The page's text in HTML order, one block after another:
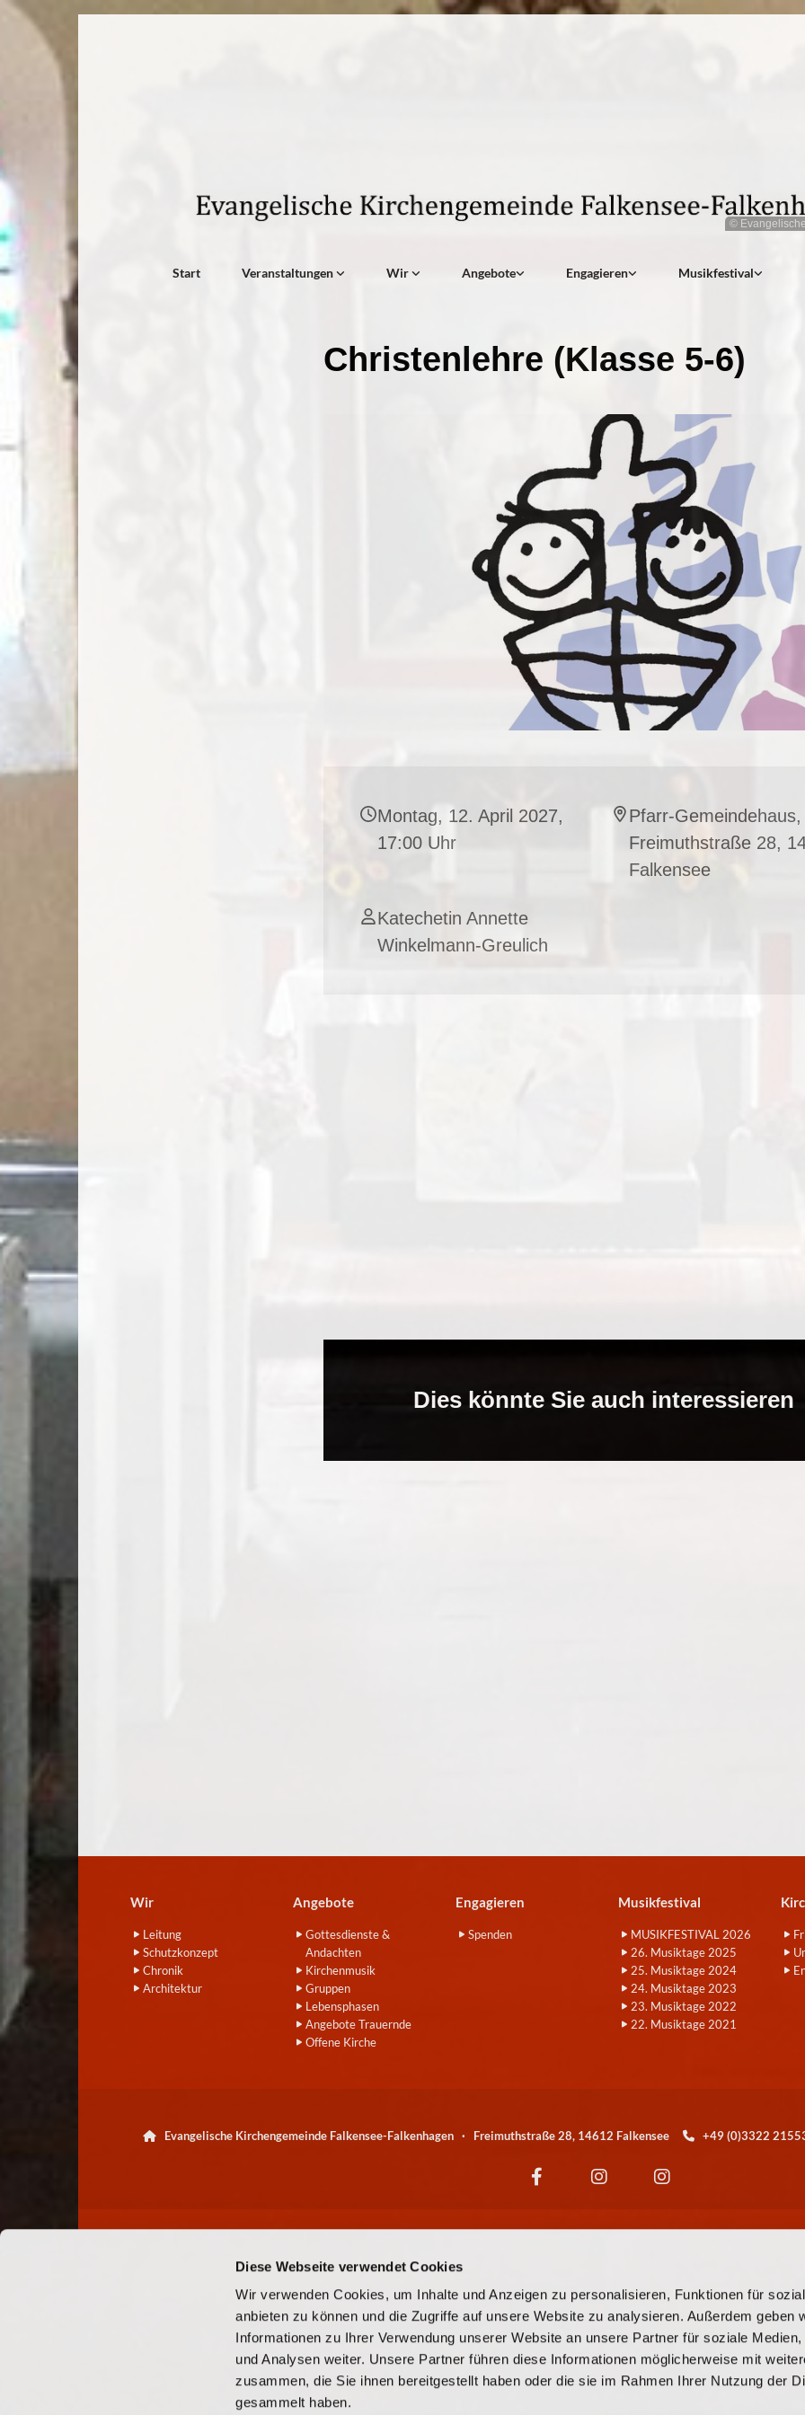
Diese Webseite verwendet Cookies
Wir verwenden Cookies, um Inhalte und Anzeigen zu personalisieren, Funktionen für
anbieten zu können und die Zugriffe auf unsere Website zu analysieren. Außerdem geben
Informationen zu Ihrer Verwendung unserer Website an unsere Partner für soziale Medien,
und Analysen weiter. Unsere Partner führen diese Informationen möglicherweise mit
zusammen, die Sie ihnen bereitgestellt haben oder die sie im Rahmen Ihrer Nutzung der
gesammelt haben.
©
Start Veranstaltungen Wir Angebote Engagieren Musikfestival
Christenlehre (Klasse 5-6)
Montag, 12. April 2027,
17:00 Uhr
Pfarr-Gemeindehaus,
Freimuthstraße 28,
Falkensee
Katechetin Annette
Winkelmann-Greulich
Dies könnte Sie auch interessieren
Wir
Leitung
Schutzkonzept
Chronik
Architektur
Angebote
Gottesdienste &
Andachten
Kirchenmusik
Gruppen
Lebensphasen
Angebote Trauernde
Offene Kirche
Engagieren
Spenden
Musikfestival
MUSIKFESTIVAL 2026
26. Musiktage 2025
25. Musiktage 2024
24. Musiktage 2023
23. Musiktage 2022
22. Musiktage 2021
 Evangelische Kirchengemeinde Falkensee-Falkenhagen · Freimuthstraße 28, 14612 Falkensee  +49 (0)3322
© EKBO
© Evangelische Kirchengemeinde Falkensee-Falkenhagen
Cookie-Richtlinie